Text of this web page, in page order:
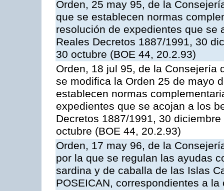
Orden, 25 may 95, de la
que se establecen normas
resolución de expedientes que se
Reales Decretos 1887/1991, 30
30 octubre (BOE 44, 20.2.93)
Orden, 18 jul 95, de la Consejería
se modifica la Orden 25 de mayo
establecen normas
expedientes que se acojan a los
Decretos 1887/1991, 30
octubre (BOE 44, 20.2.93)
Orden, 17 may 96, de la
por la que se regulan las ayudas
sardina y de caballa de las Islas
POSEICAN, correspondientes a